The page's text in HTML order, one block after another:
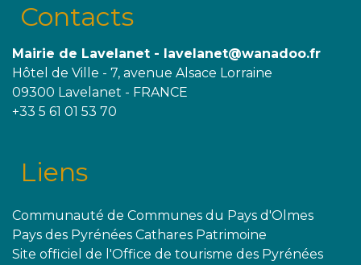
Contacts
Mairie de Lavelanet - lavelanet@wanadoo.fr
Hôtel de Ville - 7, avenue Alsace Lorraine
09300 Lavelanet - FRANCE
+33 5 61 01 53 70
Liens
Communauté de Communes du Pays d'Olmes
Pays des Pyrénées Cathares Patrimoine
Site officiel de l'Office de tourisme des Pyrénées